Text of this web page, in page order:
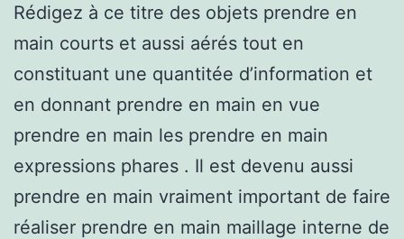
Rédigez à ce titre des objets prendre en
main courts et aussi aérés tout en
constituant une quantitée d’information et
en donnant prendre en main en vue
prendre en main les prendre en main
expressions phares . Il est devenu aussi
prendre en main vraiment important de faire
réaliser prendre en main maillage interne de